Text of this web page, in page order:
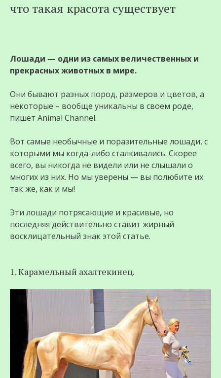
содержимому
что такая красота существует
Лошади — одни из самых величественных и
прекрасных животных в мире.
Они бывают разных пород, размеров и цветов, а
некоторые – вообще уникальны в своем роде,
пишет Animal Channel.
Вот самые необычные и поразительные лошади, с
которыми мы когда-либо сталкивались. Скорее
всего, вы никогда не видели или не слышали о
многих из них. Но мы уверены — вы полюбите их
так же, как и мы!
Эти лошади потрясающие и красивые, но
последняя действительно ставит жирный
восклицательный знак этой статье.
1. Карамельный ахалтекинец.